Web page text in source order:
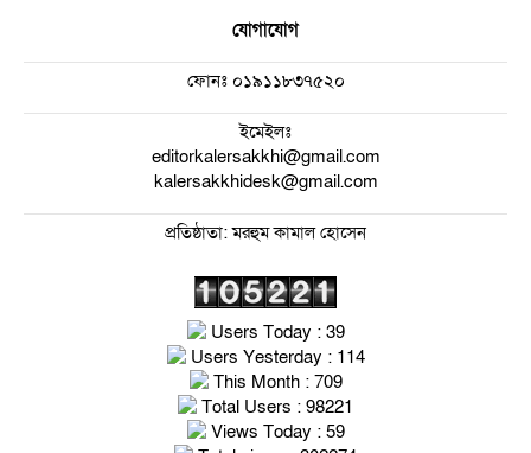
যোগাযোগ
ফোনঃ০১৯১১৮৩৭৫২০
ইমেইলঃ
editorkalersakkhi@gmail.com
kalersakkhidesk@gmail.com
প্রতিষ্ঠাতা: মরহুম কামাল হোসেন
Users Today : 39
Users Yesterday : 114
This Month : 709
Total Users : 98221
Views Today : 59